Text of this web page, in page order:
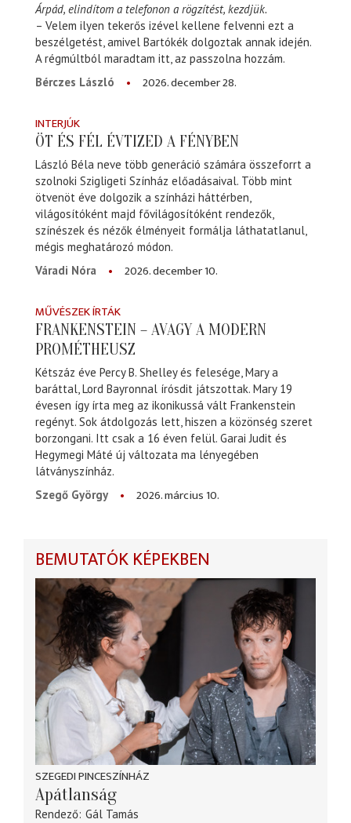
Árpád, elindítom a telefonon a rögzítést, kezdjük.
– Velem ilyen tekerős izével kellene felvenni ezt a
beszélgetést, amivel Bartókék dolgoztak annak idején.
A régmúltból maradtam itt, az passzolna hozzám.
Bérczes László
2026. december 28.
INTERJÚK
ÖT ÉS FÉL ÉVTIZED A FÉNYBEN
László Béla neve több generáció számára összeforrt a
szolnoki Szigligeti Színház előadásaival. Több mint
ötvenöt éve dolgozik a színházi háttérben,
világosítóként majd fővilágosítóként rendezők,
színészek és nézők élményeit formálja láthatatlanul,
mégis meghatározó módon.
Váradi Nóra
2026. december 10.
MŰVÉSZEK ÍRTÁK
FRANKENSTEIN – AVAGY A MODERN
PROMÉTHEUSZ
Kétszáz éve Percy B. Shelley és felesége, Mary a
baráttal, Lord Bayronnal írósdit játszottak. Mary 19
évesen így írta meg az ikonikussá vált Frankenstein
regényt. Sok átdolgozás lett, hiszen a közönség szeret
borzongani. Itt csak a 16 éven felül. Garai Judit és
Hegymegi Máté új változata ma lényegében
látványszínház.
Szegő György
2026. március 10.
BEMUTATÓK KÉPEKBEN
SZEGEDI PINCESZÍNHÁZ
Apátlanság
Rendező Gál Tamás